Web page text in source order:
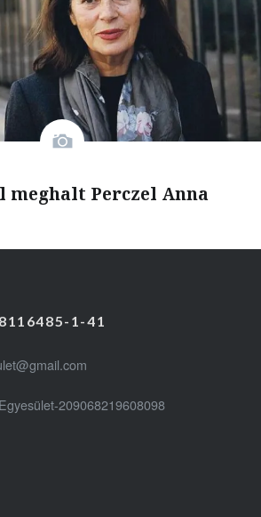
meghalt Perczel Anna
1-41
209068219608098